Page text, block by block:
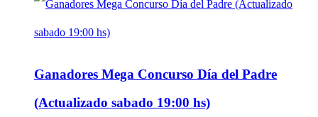
Ganadores Mega Concurso Día del Padre
(Actualizado sabado 19:00 hs)